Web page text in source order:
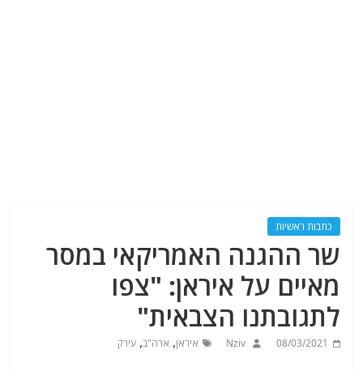
כתבות ראשיות
שר ההגנה האמריקאי במסר
מאיים על איראן: "צפו
לתגובתנו הצבאית"
08/03/2021
Nziv איראן, ארה"ב,עירק